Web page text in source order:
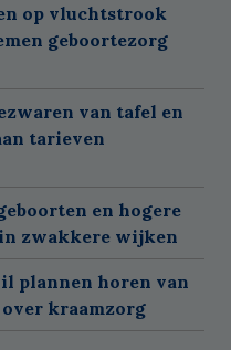
op vluchtstrook
geboortezorg
van tafel en
tarieven
en hogere
zwakkere wijken
plannen horen van
over kraamzorg